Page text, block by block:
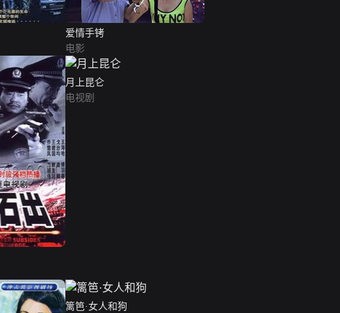
爱情手铐
电影
月上昆仑
电视剧
篱笆·女人和狗